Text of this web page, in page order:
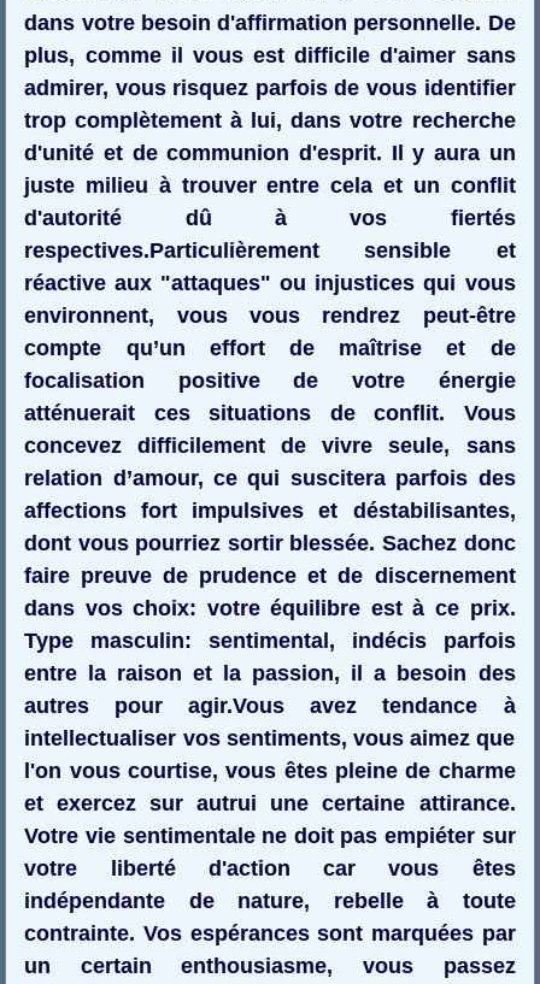
dans votre besoin d'affirmation personnelle. De
plus, comme il vous est difficile d'aimer sans
admirer, vous risquez parfois de vous identifier
trop complètement à lui, dans votre recherche
d'unité et de communion d'esprit. Il y aura un
juste milieu à trouver entre cela et un conflit
d'autorité dû à vos fiertés
respectives.Particulièrement sensible et
réactive aux "attaques" ou injustices qui vous
environnent, vous vous rendrez peut-être
compte qu’un effort de maîtrise et de
focalisation positive de votre énergie
atténuerait ces situations de conflit. Vous
concevez difficilement de vivre seule, sans
relation d’amour, ce qui suscitera parfois des
affections fort impulsives et déstabilisantes,
dont vous pourriez sortir blessée. Sachez donc
faire preuve de prudence et de discernement
dans vos choix: votre équilibre est à ce prix.
Type masculin: sentimental, indécis parfois
entre la raison et la passion, il a besoin des
autres pour agir.Vous avez tendance à
intellectualiser vos sentiments, vous aimez que
l'on vous courtise, vous êtes pleine de charme
et exercez sur autrui une certaine attirance.
Votre vie sentimentale ne doit pas empiéter sur
votre liberté d'action car vous êtes
indépendante de nature, rebelle à toute
contrainte. Vos espérances sont marquées par
un certain enthousiasme, vous passez